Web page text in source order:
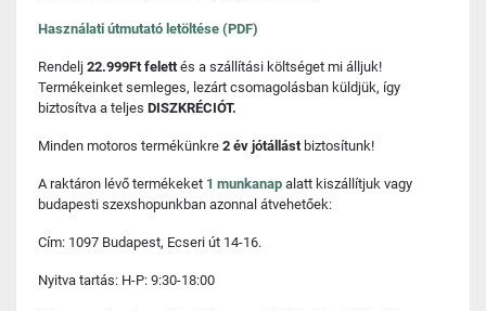
Használati útmutató letöltése (PDF)
Rendelj 22.999Ft felettés a szállítási költséget mi álljuk!
Termékeinket semleges, lezárt csomagolásban küldjük, így
biztosítva a teljes DISZKRÉCIÓT.
Minden motoros termékünkre 2 év jótállást biztosítunk!
A raktáron lévő termékeket 1 munkanap alatt kiszállítjuk vagy
budapesti szexshopunkban azonnal átvehetőek:
Cím: 1097 Budapest, Ecseri út 14-16.
Nyitva tartás: H-P: 9:30-18:00